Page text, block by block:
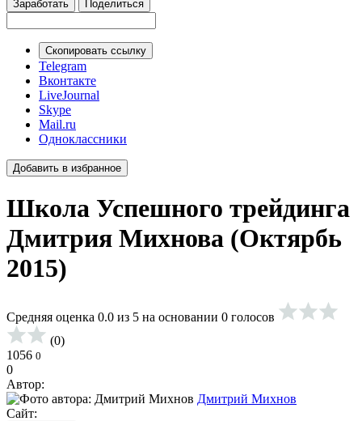
Заработать Поделиться
Скопировать ссылку
Telegram
Вконтакте
LiveJournal
Skype
Mail.ru
Одноклассники
Добавить в избранное
Школа Успешного трейдинга
Дмитрия Михнова (Октярбь
2015)
Средняя оценка 0.0 из 5 на основании 0 голосов
(0)
1056 0
0
Автор:
Дмитрий Михнов
Сайт: